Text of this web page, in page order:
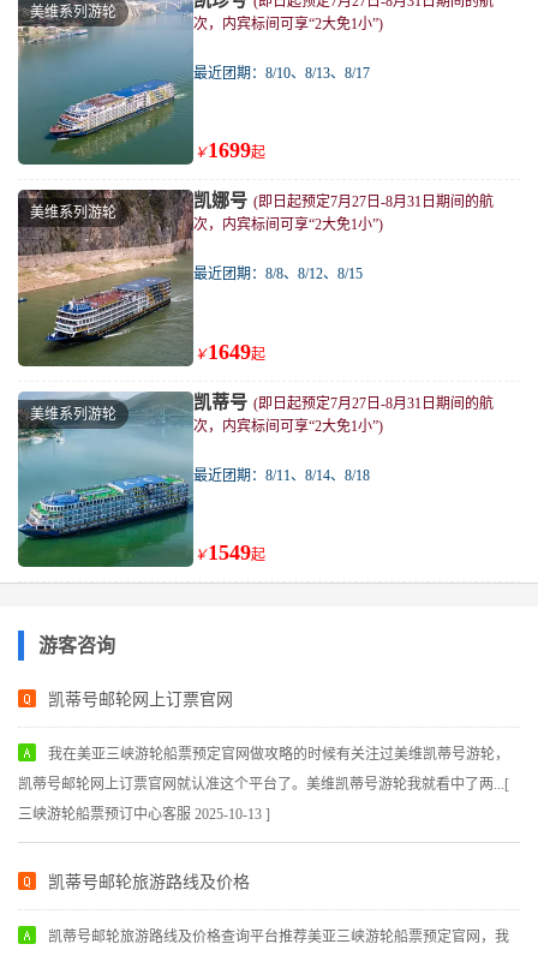
美维系列游轮
次，内宾标间可享“2大免1小”)
最近团期：8/10、8/13、8/17
￥1699起
美维系列游轮
凯娜号 (即日起预定7月27日-8月31日期间的航
次，内宾标间可享“2大免1小”)
最近团期：8/8、8/12、8/15
￥1649起
美维系列游轮
凯蒂号 (即日起预定7月27日-8月31日期间的航
次，内宾标间可享“2大免1小”)
最近团期：8/11、8/14、8/18
￥1549起
游客咨询
凯蒂号邮轮网上订票官网
我在美亚三峡游轮船票预定官网做攻略的时候有关注过美维凯蒂号游轮，
凯蒂号邮轮网上订票官网就认准这个平台了。美维凯蒂号游轮我就看中了两...[
三峡游轮船票预订中心客服 2025-10-13 ]
凯蒂号邮轮旅游路线及价格
凯蒂号邮轮旅游路线及价格查询平台推荐美亚三峡游轮船票预定官网，我